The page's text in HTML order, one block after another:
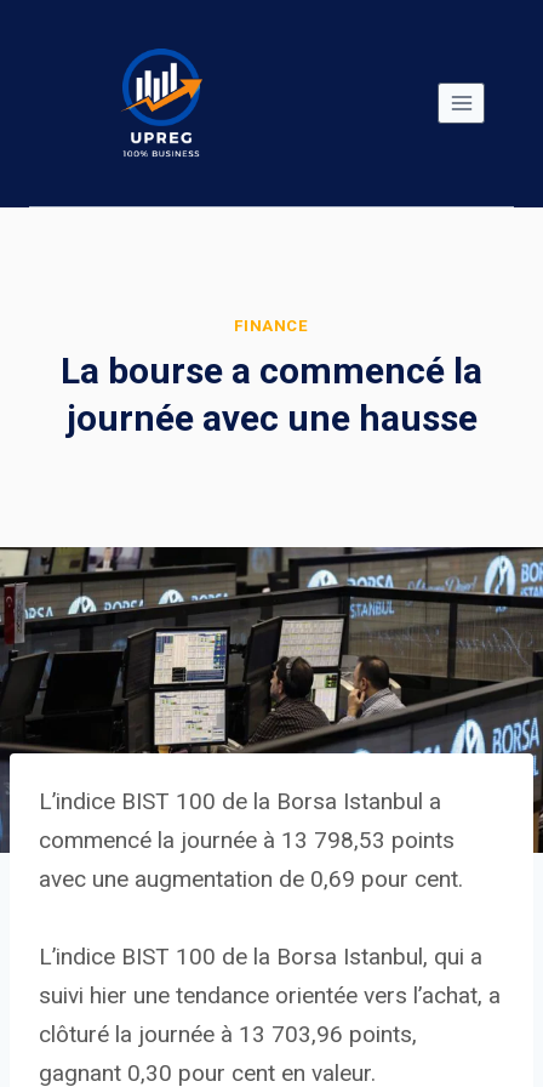
FINANCE
La bourse a commencé la
journée avec une hausse
L’indice BIST 100 de la Borsa Istanbul a
commencé la journée à 13 798,53 points
avec une augmentation de 0,69 pour cent.
L’indice BIST 100 de la Borsa Istanbul, qui a
suivi hier une tendance orientée vers l’achat, a
clôturé la journée à 13 703,96 points,
gagnant 0,30 pour cent en valeur.